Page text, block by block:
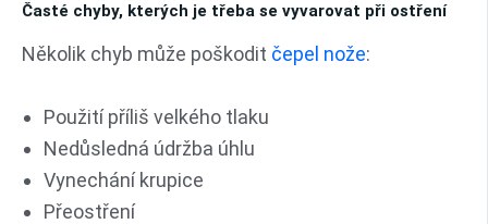
Časté chyby, kterých je třeba se vyvarovat při ostření
Několik chyb může poškodit čepel nože:
Použití příliš velkého tlaku
Nedůsledná údržba úhlu
Vynechání krupice
Přeostření